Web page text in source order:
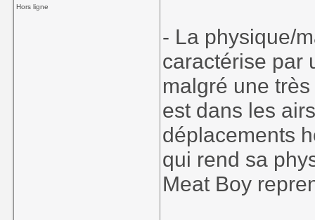
Hors ligne
- La physique/
caractérise par
malgré une
est dans les
déplacements
qui rend sa
Meat Boy